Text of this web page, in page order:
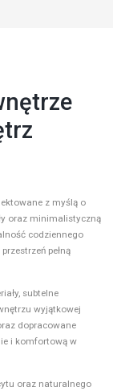
z myślą o
oraz minimalistyczną
codziennego
pełną
subtelne
wyjątkowej
dopracowane
i komfortową w
oraz naturalnego